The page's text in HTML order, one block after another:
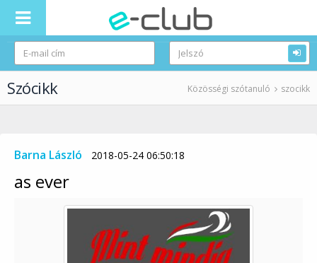
Szócikk Közösségi szótanuló szocikk
Barna László 2018-05-24 06:50:18
as ever